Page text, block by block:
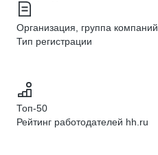
Организация, группа компаний
Тип регистрации
Топ-50
Рейтинг работодателей hh.ru